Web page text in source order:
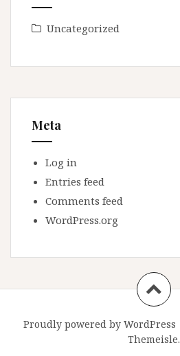
Uncategorized
Meta
Log in
Entries feed
Comments feed
WordPress.org
Proudly powered by WordPress
Themeisle.